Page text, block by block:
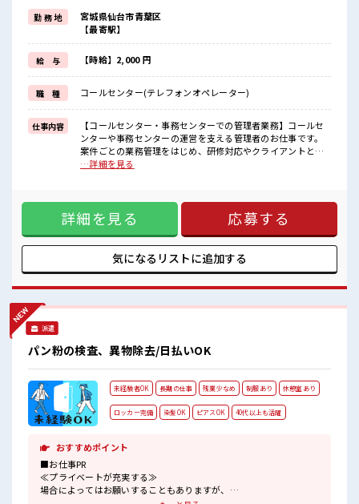
場合によってはお願いすることもあります♪
≪週休2日制≫
週末は家族や友人と一緒にプライベート満喫！
≪髪型自由≫
基本的に髪色自由で明るすぎたり奇抜でなければOKです！
(規定有)≪初めての仕事だけど自分にもできそう≫
新しいことにチャレンジするのは不安だけど、
しっかり働く環境が整っています！
イチからスキルUP・ステップUP目指していきましょう！
■職場の雰囲気
キバツ過ぎなければ髪色・髪型は自由！
あなたの個性を大事にできます♪
高収入もバッチリ目指せますよ！
勤 務 地
宮城県仙台市青葉区
【最寄駅】
給 与 【時給】2,000 円
職 種 コールセンター(テレフォンオペレーター)
仕事内容
【コールセンター・事務センターでの管理者業務】コールセ
ンターや事務センターの運営を支える管理者のお仕事です。
案件ごとの業務管理をはじめ、研修対応やクライアントとの
調整・報告、マニュアル作成など、センター運営に関わる幅
絡、調整、報告(5)業務マニュアルの作成 等。 ■お仕事PR
≪働きやすい≫ ビギナーさんもブランクさんも安心・丁寧な
事前研修あり！ ≪時間にメリハリを≫ 残業はほとんどナシ！
場合によってはお願いすることもあります♪ ≪週休2日制≫
週末は家族や友人と一緒にプライベート満喫！ ≪髪型自由≫
基本的に髪色自由で明るすぎたり奇抜でなければOKです！
とにチャレンジするのは不安だけど、 しっかり働く環境が整
っています！ イチからスキルUP・ステップUP目指していき
チ♪ 時間があれば昼寝もしちゃおう！ 高収入もバッチリ目指
せますよ！
…詳細を見る
詳細を見る 応募する
気になるリストに追加する
派遣
パン粉の検査、異物除去/日払いOK
未経験者OK 長期の仕事 残業少なめ 制服あり 休憩室あり
ロッカー完備 染髪OK ピアスOK 40代以上も活躍
おすすめポイント
■お仕事PR
≪プライベートが充実する≫
場合によってはお願いすることもありますが、